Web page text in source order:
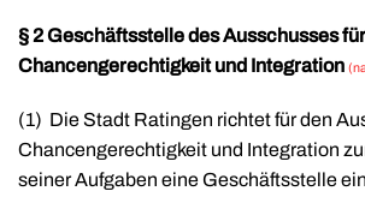
§ 2 Geschäftsstelle des Ausschusses für
Chancengerechtigkeit und Integration
(1) Die Stadt Ratingen richtet für den
Chancengerechtigkeit und Integration
seiner Aufgaben eine Geschäftsstelle